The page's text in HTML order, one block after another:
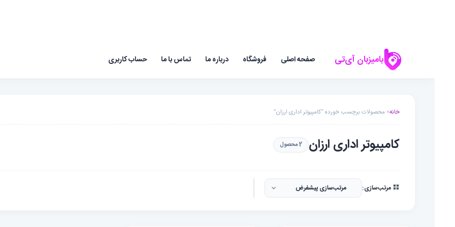
بامیزبان آی‌تی صفحه اصلی فروشگاه درباره ما تماس با ما حساب کاربری
خانه> محصولات برچسب خورده “کامپیوتر اداری ارزان”
کامپیوتر اداری ارزان 2 محصول
مرتب‌سازی: